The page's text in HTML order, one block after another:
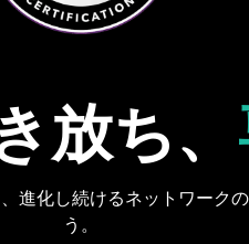
放ち、
進化し続けるネットワーク
う。